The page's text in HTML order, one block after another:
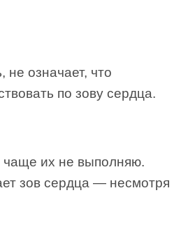
не означает, что
по зову сердца.
их не выполняю.
зов сердца — несмотря